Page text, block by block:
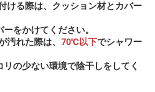
ける際は、クッション材とカバー
をかけてください。
汚れた際は、 70℃以下でシャワー
の少ない環境で陰干しをしてく